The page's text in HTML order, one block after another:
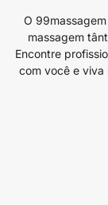
O
massagem
Encontre
com você e viva